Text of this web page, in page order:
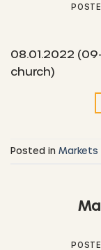
08.01.2022
church)
Posted in Markets